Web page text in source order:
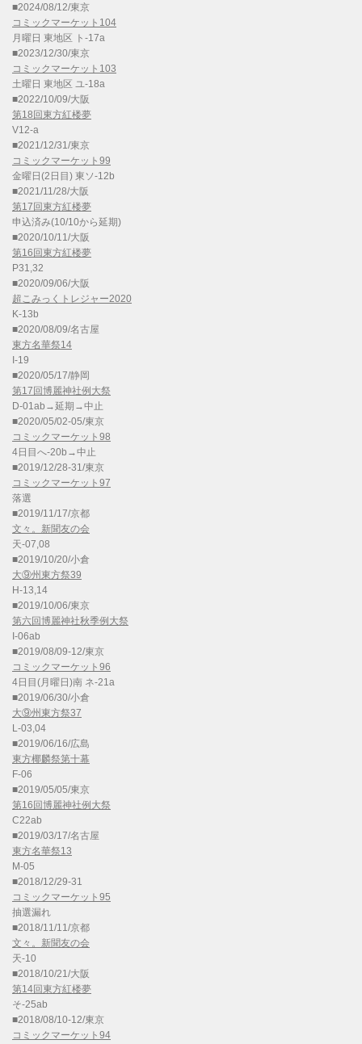
■2024/08/12/東京
コミックマーケット104
月曜日 東地区 ト-17a
■2023/12/30/東京
コミックマーケット103
土曜日 東地区 ユ-18a
■2022/10/09/大阪
第18回東方紅楼夢
V12-a
■2021/12/31/東京
コミックマーケット99
金曜日(2日目) 東ソ-12b
■2021/11/28/大阪
第17回東方紅楼夢
申込済み(10/10から延期)
■2020/10/11/大阪
第16回東方紅楼夢
P31,32
■2020/09/06/大阪
超こみっくトレジャー2020
K-13b
■2020/08/09/名古屋
東方名華祭14
I-19
■2020/05/17/静岡
第17回博麗神社例大祭
D-01ab→延期→中止
■2020/05/02-05/東京
コミックマーケット98
4日目へ-20b→中止
■2019/12/28-31/東京
コミックマーケット97
落選
■2019/11/17/京都
文々。新聞友の会
天-07,08
■2019/10/20/小倉
大⑨州東方祭39
H-13,14
■2019/10/06/東京
第六回博麗神社秋季例大祭
I-06ab
■2019/08/09-12/東京
コミックマーケット96
4日目(月曜日)南 ネ-21a
■2019/06/30/小倉
大⑨州東方祭37
L-03,04
■2019/06/16/広島
東方椰麟祭第十幕
F-06
■2019/05/05/東京
第16回博麗神社例大祭
C22ab
■2019/03/17/名古屋
東方名華祭13
M-05
■2018/12/29-31
コミックマーケット95
抽選漏れ
■2018/11/11/京都
文々。新聞友の会
天-10
■2018/10/21/大阪
第14回東方紅楼夢
そ-25ab
■2018/08/10-12/東京
コミックマーケット94